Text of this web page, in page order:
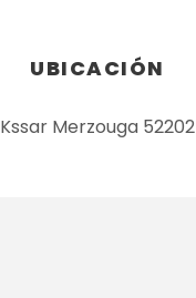
UBICACIÓN
Kssar Merzouga 52202